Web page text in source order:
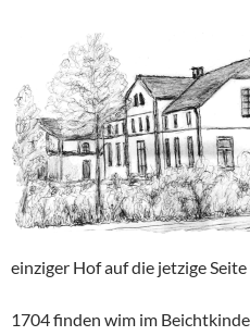
einziger Hof auf die jetzige
1704 finden wim im